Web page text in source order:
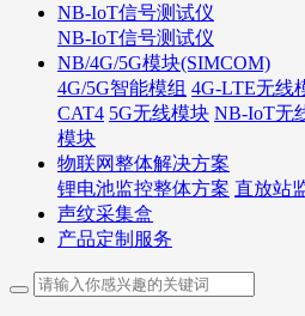
NB-IoT信号测试仪
NB-IoT信号测试仪
NB/4G/5G模块(SIMCOM)
4G/5G智能模组 4G-LTE无线
CAT4 5G无线模块 NB-IoT无
模块
物联网整体解决方案
锂电池监控整体方案 直放站
声纹采集盒
产品定制服务